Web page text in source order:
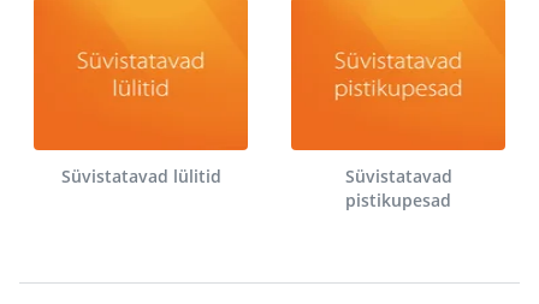
Süvistatavad lülitid
Süvistatavad
pistikupesad